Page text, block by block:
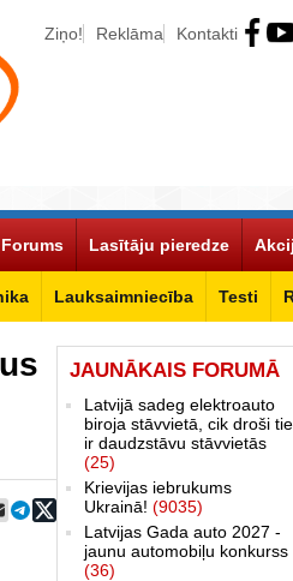
Ziņo! Reklāma Kontakti
Lauksaimniecība Testi
Forums Lasītāju pieredze
JAUNĀKAIS FORUMĀ
Latvijā sadeg elektroauto
biroja stāvvietā, cik droši tie
ir daudzstāvu stāvvietās
(25)
Krievijas iebrukums
Ukrainā! (9035)
Latvijas Gada auto 2027 -
jaunu automobiļu konkurss
(36)